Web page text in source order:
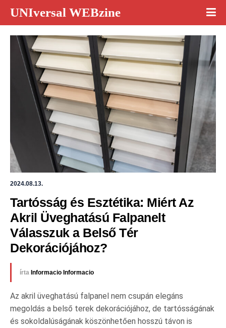
UNIversal WEBzine
2024.08.13.
Tartósság és Esztétika: Miért Az
Akril Üveghatású Falpanelt
Válasszuk a Belső Tér
Dekorációjához?
írta Informacio Informacio
Az akril üveghatású falpanel nem csupán elegáns
megoldás a belső terek dekorációjához, de tartósságának
és sokoldalúságának köszönhetően hosszú távon is